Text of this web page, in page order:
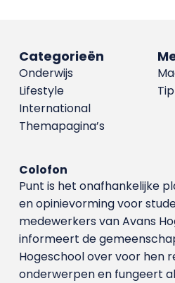
Categorieën
Onderwijs
Lifestyle
International
Themapagina’s
Colofon
Punt is het onafhankelijke
en opinievorming voor
medewerkers van Avans
informeert de
Hogeschool over voor hen
onderwerpen en fungeert